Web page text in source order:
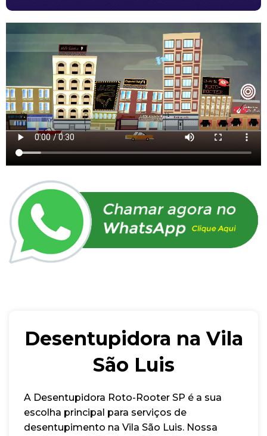
Desentupidora na Vila
São Luis
A Desentupidora Roto-Rooter SP é a sua
escolha principal para serviços de
desentupimento na Vila São Luis. Nossa